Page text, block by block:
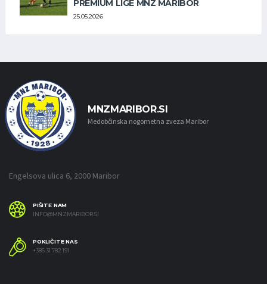
PREMIUM LIGE MNZ MARIBOR
25.05.2026
MNZMARIBOR.SI
Medobčinska nogometna zveza Maribor
Engelsova ulica 6, 2000 Maribor
PIŠITE NAM
INFO@MNZMARIBOR.SI
POKLIČITE NAS
+386 31 782 191